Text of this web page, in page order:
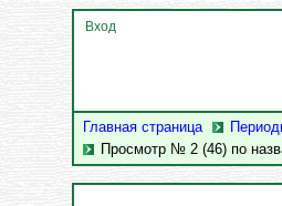
Главная страница
Просмотр № 2 (46) по
Вход